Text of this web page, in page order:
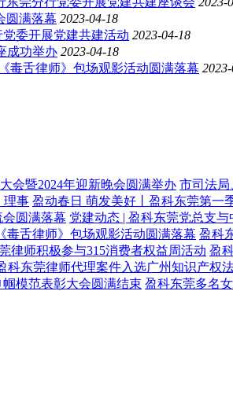
圆满落幕 2023-04-18
委开展党建共建活动 2023-04-18
成功举办 2023-04-18
毒舌律师》包场观影活动圆满落幕
会暨2024年迎新晚会圆满举办 市司法局
理事 盈动春日 萌发美好丨盈科东莞第一
圆满落幕 党建动态 | 盈科东莞党总支
毒舌律师》包场观影活动圆满落幕 盈科
律师积极参与315消费者权益周活动 盈
科东莞律师代理案件入选广州知识产权
模范表彰大会圆满结束 盈科东莞多名